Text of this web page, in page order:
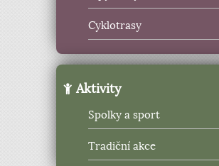
Cyklotrasy
Aktivity
Spolky a sport
Tradiční akce